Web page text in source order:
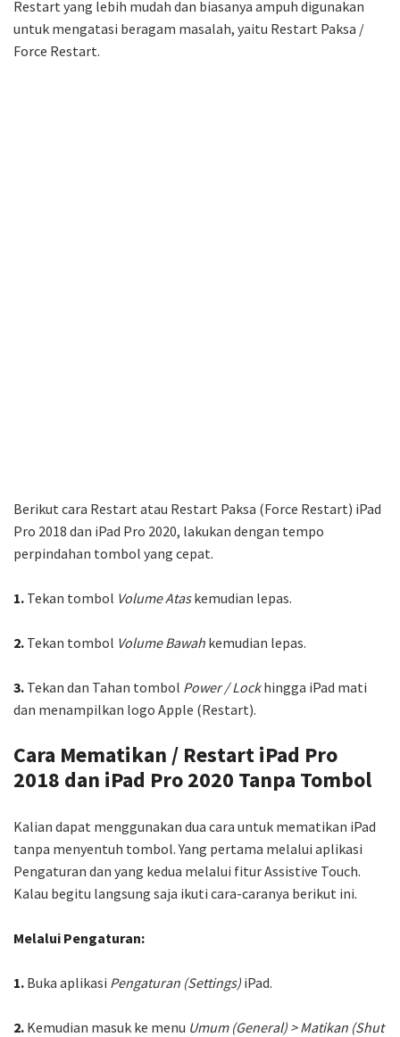
Restart yang lebih mudah dan biasanya ampuh digunakan
untuk mengatasi beragam masalah, yaitu Restart Paksa /
Force Restart.
Berikut cara Restart atau Restart Paksa (Force Restart) iPad
Pro 2018 dan iPad Pro 2020, lakukan dengan tempo
perpindahan tombol yang cepat.
1. Tekan tombol Volume Ataskemudian lepas.
2. Tekan tombol Volume Bawah kemudian lepas.
3. Tekan dan Tahan tombol Power / Lockhingga iPad mati
dan menampilkan logo Apple (Restart).
Cara Mematikan / Restart iPad Pro
2018 dan iPad Pro 2020 Tanpa Tombol
Kalian dapat menggunakan dua cara untuk mematikan iPad
tanpa menyentuh tombol. Yang pertama melalui aplikasi
Pengaturan dan yang kedua melalui fitur Assistive Touch.
Kalau begitu langsung saja ikuti cara-caranya berikut ini.
Melalui Pengaturan:
1. Buka aplikasi Pengaturan (Settings) iPad.
2. Kemudian masuk ke menu Umum (General) > Matikan (Shut